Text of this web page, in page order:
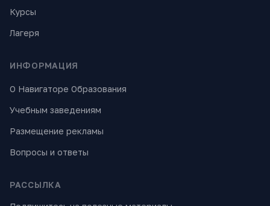
Курсы
Лагеря
ИНФОРМАЦИЯ
О Навигаторе Образования
Учебным заведениям
Размещение рекламы
Вопросы и ответы
РАССЫЛКА